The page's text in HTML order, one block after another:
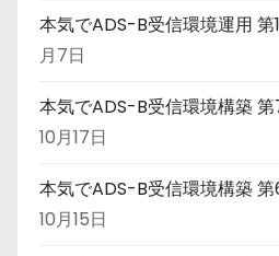
本気でADS-B受信環境運用
月7日
本気でADS-B受信環境構築
10月17日
本気でADS-B受信環境構築
10月15日